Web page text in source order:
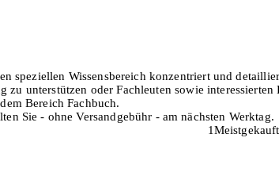
speziellen Wissensbereich konzentriert und
zu unterstützen oder Fachleuten sowie
Bereich Fachbuch.
Sie - ohne Versandgebühr - am nächsten Werktag.
1Meistgekauft